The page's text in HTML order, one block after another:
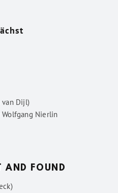
van Dijl)
Wolfgang Nierlin
AND FOUND